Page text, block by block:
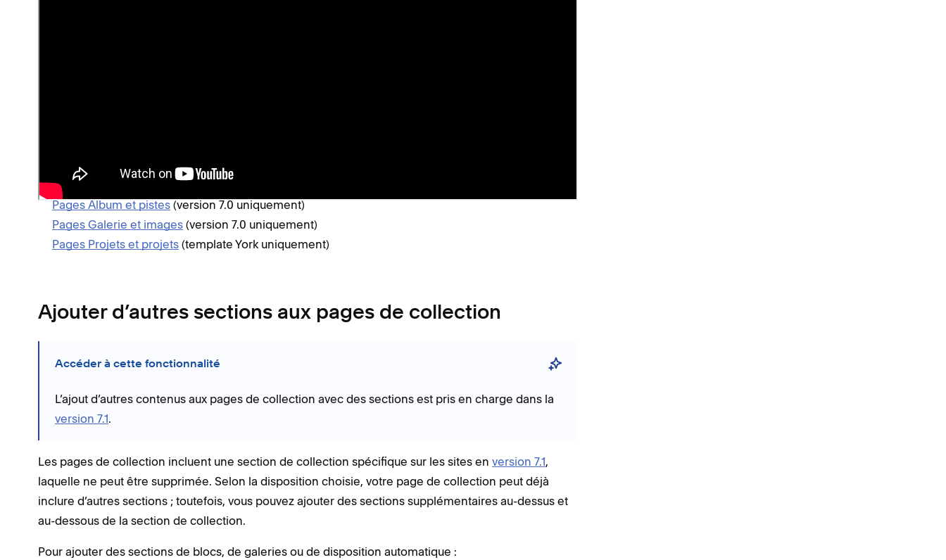
Pages Boutique et produits
Pages Vidéos et vidéos individuelles
Pages Album et pistes (version 7.0 uniquement)
Pages Galerie et images (version 7.0 uniquement)
Pages Projets et projets (template York uniquement)
Ajouter d’autres sections aux pages de collection
Accéder à cette fonctionnalité
L’ajout d’autres contenus aux pages de collection avec des sections est pris en charge dans la
version 7.1.
Les pages de collection incluent une section de collection spécifique sur les sites en version 7.1,
laquelle ne peut être supprimée. Selon la disposition choisie, votre page de collection peut déjà
inclure d’autres sections ; toutefois, vous pouvez ajouter des sections supplémentaires au-dessus et
au-dessous de la section de collection.
Pour ajouter des sections de blocs, de galeries ou de disposition automatique :